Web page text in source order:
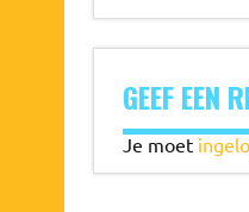
GEEF EEN
Je moet